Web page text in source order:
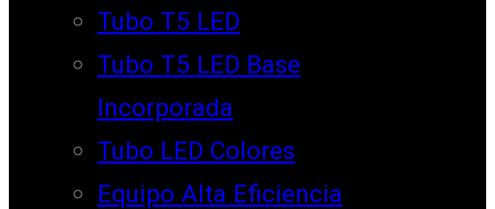
Tubo T5 LED
Tubo T5 LED Base
Incorporada
Tubo LED Colores
Equipo Alta Eficiencia